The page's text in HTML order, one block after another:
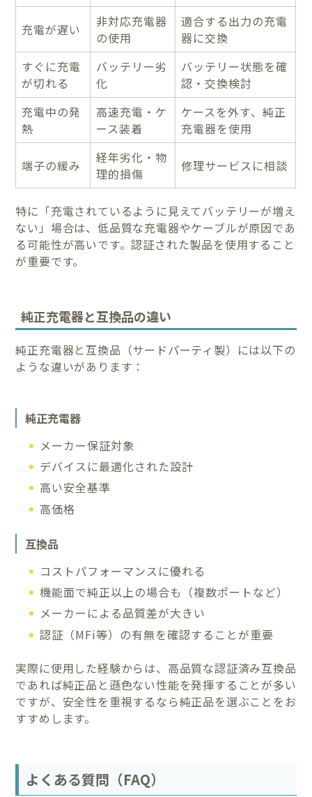
充電が遅い
非対応充電器
の使用
適合する出力の充電
器に交換
すぐに充電
が切れる
バッテリー劣
化
バッテリー状態を確
認・交換検討
充電中の発
熱
高速充電・ケ
ース装着
ケースを外す、純正
充電器を使用
端子の緩み
経年劣化・物
理的損傷
修理サービスに相談
特に「充電されているように見えてバッテリーが増え
ない」場合は、低品質な充電器やケーブルが原因であ
る可能性が高いです。認証された製品を使用すること
が重要です。
純正充電器と互換品の違い
純正充電器と互換品（サードパーティ製）には以下の
ような違いがあります：
純正充電器
メーカー保証対象
デバイスに最適化された設計
高い安全基準
高価格
互換品
コストパフォーマンスに優れる
機能面で純正以上の場合も（複数ポートなど）
メーカーによる品質差が大きい
認証（MFi等）の有無を確認することが重要
実際に使用した経験からは、高品質な認証済み互換品
であれば純正品と遜色ない性能を発揮することが多い
ですが、安全性を重視するなら純正品を選ぶことをお
すすめします。
よくある質問（FAQ）